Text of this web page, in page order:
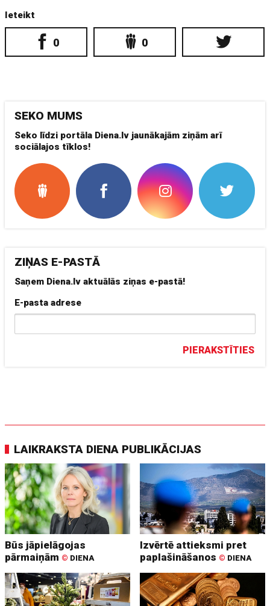
Ieteikt
0 0
SEKO MUMS
Seko līdzi portāla Diena.lv jaunākajām ziņām arī
sociālajos tīklos!
ZIŅAS E-PASTĀ
Saņem Diena.lv aktuālās ziņas e-pastā!
E-pasta adrese
PIERAKSTĪTIES
LAIKRAKSTA DIENA PUBLIKĀCIJAS
Būs jāpielāgojas
pārmaiņām © DIENA
Izvērtē attieksmi pret
paplašināšanos © DIENA